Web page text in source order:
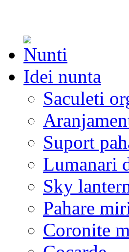
Idei nunta
Saculeti
Suport
Lumanari
Sky
Pahare
Coronite